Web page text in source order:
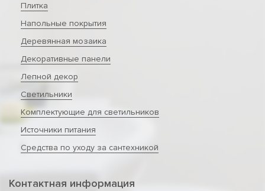
Плитка
Напольные покрытия
Деревянная мозаика
Декоративные панели
Лепной декор
Светильники
Комплектующие для светильников
Источники питания
Средства по уходу за сантехникой
Контактная информация